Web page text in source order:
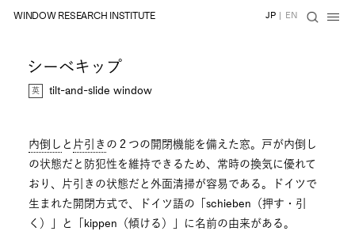
WINDOW RESEARCH INSTITUTE JP | EN
シーべキップ
tilt-and-slide window
内倒し と 片引き の２つの開閉機能を備えた窓。戸が内倒し
の状態だと防犯性を維持できるため、常時の換気に優れて
おり、片引きの状態だと外面清掃が容易である。ドイツで
生まれた開閉方式で、ドイツ語の「schieben（押す・引
く）」と「kippen（傾ける）」に名前の由来がある。